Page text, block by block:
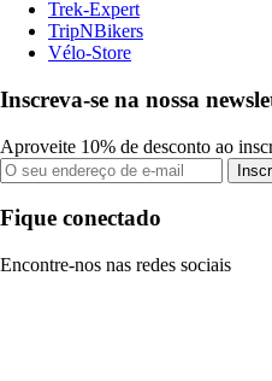
Trek-Expert
TripNBikers
Vélo-Store
Inscreva-se na nossa
Aproveite 10% de desconto ao
Fique conectado
Encontre-nos nas redes sociais